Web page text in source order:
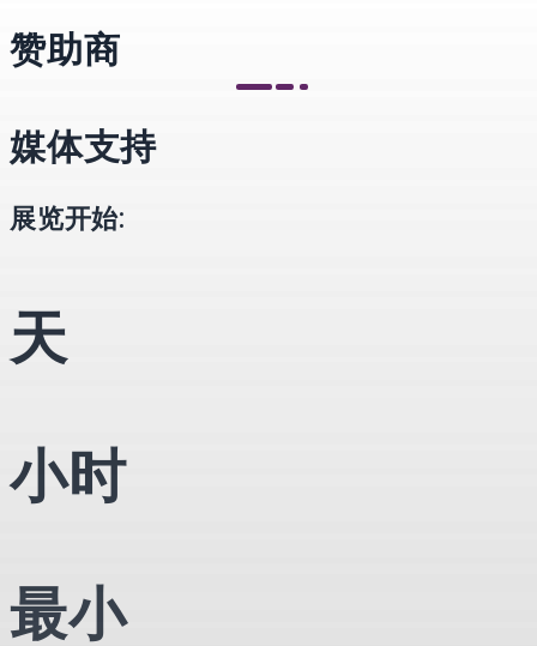
赞助商
媒体支持
展览开始:
天
小时
最小